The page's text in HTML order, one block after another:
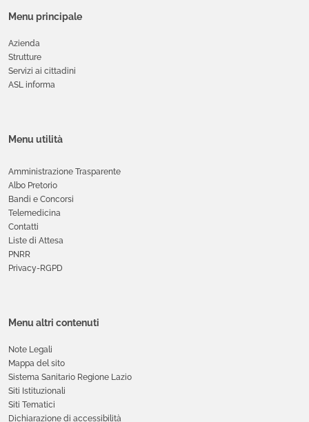
Menu principale
Azienda
Strutture
Servizi ai cittadini
ASL informa
Menu utilità
Amministrazione Trasparente
Albo Pretorio
Bandi e Concorsi
Telemedicina
Contatti
Liste di Attesa
PNRR
Privacy-RGPD
Menu altri contenuti
Note Legali
Mappa del sito
Sistema Sanitario Regione Lazio
Siti Istituzionali
Siti Tematici
Dichiarazione di accessibilità